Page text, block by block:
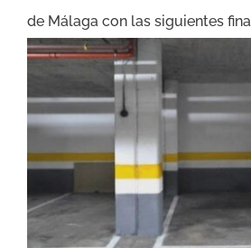
de Málaga con las siguientes